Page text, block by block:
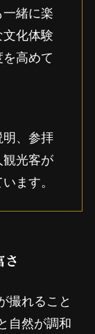
緒に楽
化体験
高めて
、参拝
光客が
ます。
さ
撮れること
自然が調和